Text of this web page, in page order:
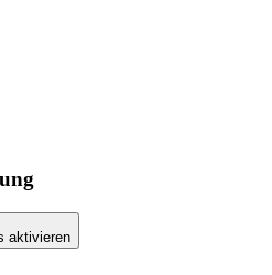
aktivieren